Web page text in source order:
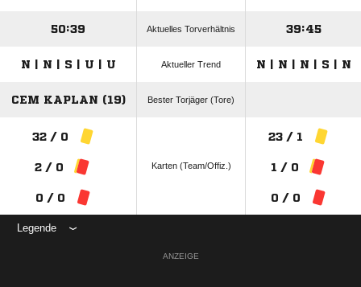
50:39 Aktuelles Torverhältnis 39:45
N | N | S | U | U Aktueller Trend N | N | N | S | N
CEM KAPLAN (19) Bester Torjäger (Tore)
32 / 0
2 / 0
0 / 0
Karten (Team/Offiz.)
23 / 1
1 / 0
0 / 0
Legende
ANZEIGE